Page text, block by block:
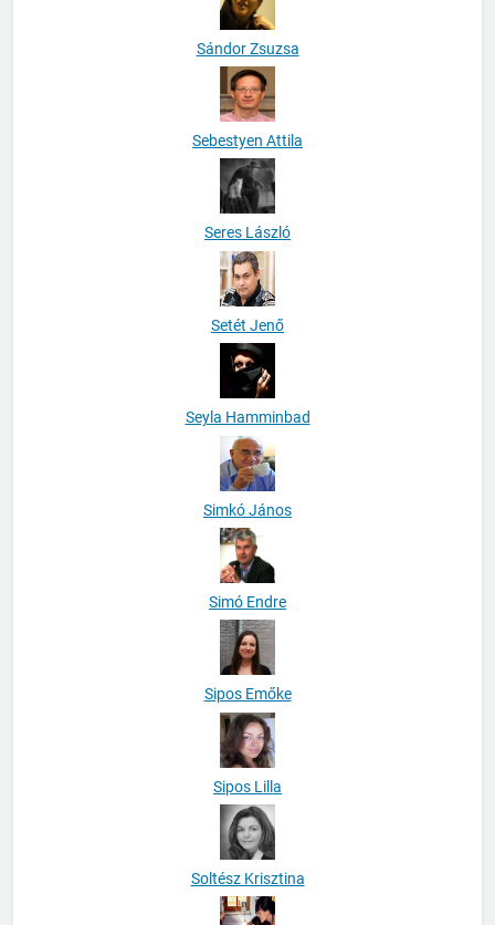
Sándor Zsuzsa
Sebestyen Attila
Seres László
Setét Jenő
Seyla Hamminbad
Simkó János
Simó Endre
Sipos Emőke
Sipos Lilla
Soltész Krisztina